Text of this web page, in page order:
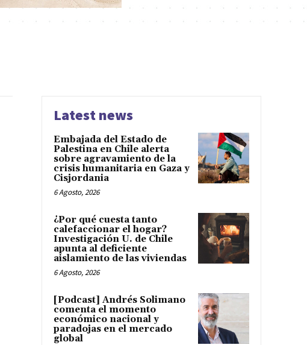
Latest news
Embajada del Estado de
Palestina en Chile alerta
sobre agravamiento de la
crisis humanitaria en Gaza y
Cisjordania
6 Agosto, 2026
¿Por qué cuesta tanto
calefaccionar el hogar?
Investigación U. de Chile
apunta al deficiente
aislamiento de las viviendas
6 Agosto, 2026
[Podcast] Andrés Solimano
comenta el momento
económico nacional y
paradojas en el mercado
global